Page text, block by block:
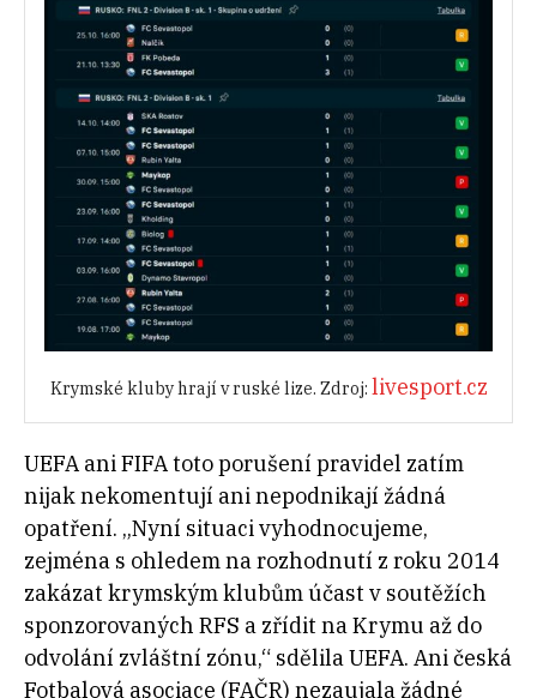
Krymské kluby hrají v ruské lize. Zdroj: livesport.cz
UEFA ani FIFA toto porušení pravidel zatím
nijak nekomentují ani nepodnikají žádná
opatření. „Nyní situaci vyhodnocujeme,
zejména s ohledem na rozhodnutí z roku 2014
zakázat krymským klubům účast v soutěžích
sponzorovaných RFS a zřídit na Krymu až do
odvolání zvláštní zónu,“ sdělila UEFA. Ani česká
Fotbalová asociace (FAČR) nezaujala žádné